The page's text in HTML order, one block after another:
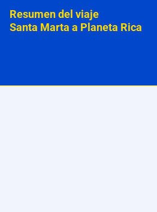
Resumen del viaje
Santa Marta a Planeta Rica